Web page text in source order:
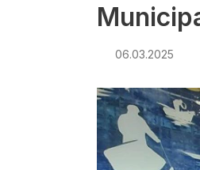
06.03.2025
Imagem